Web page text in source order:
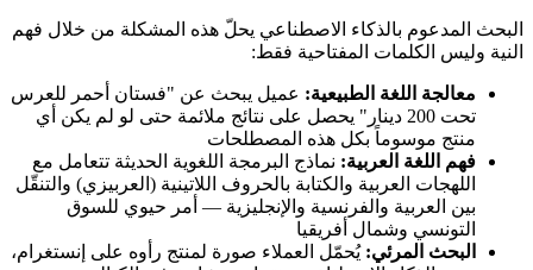
البحث المدعوم بالذكاء الاصطناعي يحلّ هذه المشكلة من خلال فهم
النية وليس الكلمات المفتاحية فقط:
معالجة اللغة الطبيعية:عميل يبحث عن "فستان أحمر للعرس
تحت 200 دينار" يحصل على نتائج ملائمة حتى لو لم يكن أي
منتج موسوماً بكل هذه المصطلحات
فهم اللغة العربية:نماذج البرمجة اللغوية الحديثة تتعامل مع
اللهجات العربية والكتابة بالحروف اللاتينية (العربيزي) والتنقّل
بين العربية والفرنسية والإنجليزية — أمر حيوي للسوق
التونسي وشمال أفريقيا
البحث المرئي:يُحمّل العملاء صورة لمنتج رأوه على إنستغرام،